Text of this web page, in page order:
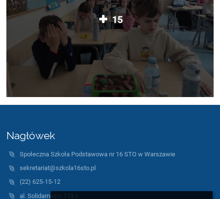
15
Nagłówek
Społeczna Szkoła Podstawowa nr 16 STO w Warszawie
sekretariat@szkola16sto.pl
(22) 625-15-12
al. Solidarności 113 c